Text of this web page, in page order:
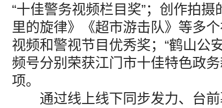
“十佳警务视频栏目奖”；创作拍
里的旋律》《超市游击队》等多
视频和警视节目优秀奖；“鹤山公
频号分别荣获江门市十佳特色政
项。
通过线上线下同步发力、台前